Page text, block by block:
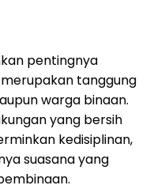
pentingnya
tanggung
warga binaan.
yang bersih
kedisiplinan,
suasana yang